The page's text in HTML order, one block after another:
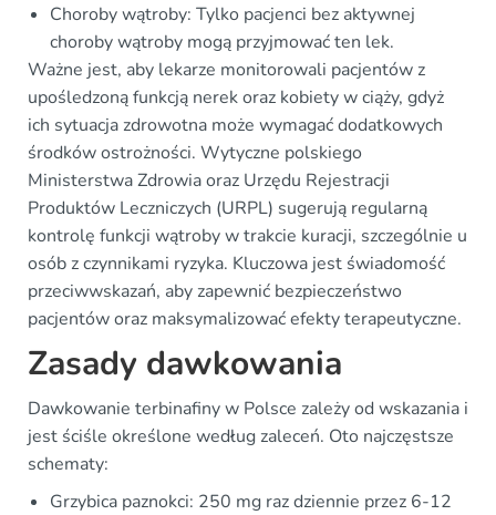
Choroby wątroby: Tylko pacjenci bez aktywnej
choroby wątroby mogą przyjmować ten lek.
Ważne jest, aby lekarze monitorowali pacjentów z
upośledzoną funkcją nerek oraz kobiety w ciąży, gdyż
ich sytuacja zdrowotna może wymagać dodatkowych
środków ostrożności. Wytyczne polskiego
Ministerstwa Zdrowia oraz Urzędu Rejestracji
Produktów Leczniczych (URPL) sugerują regularną
kontrolę funkcji wątroby w trakcie kuracji, szczególnie u
osób z czynnikami ryzyka. Kluczowa jest świadomość
przeciwwskazań, aby zapewnić bezpieczeństwo
pacjentów oraz maksymalizować efekty terapeutyczne.
Zasady dawkowania
Dawkowanie terbinafiny w Polsce zależy od wskazania i
jest ściśle określone według zaleceń. Oto najczęstsze
schematy:
Grzybica paznokci: 250 mg raz dziennie przez 6-12